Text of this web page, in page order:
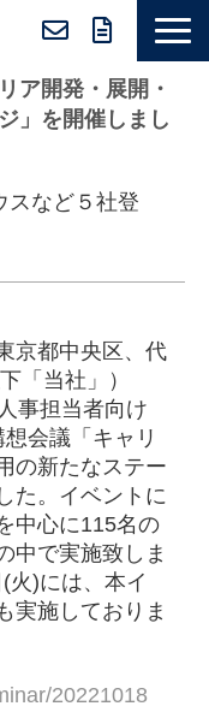
ス
ア開発・展開・
」を開催しまし
スなど５社登
京都中央区、代
「当社」）
事担当者向け
会議「キャリ
の新たなステー
た。イベントに
中心に115名の
中で実施致しま
火)には、本イ
実施しておりま
20221018